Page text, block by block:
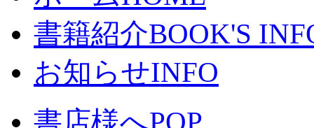
書籍紹介BOOK'S
お知らせINFO